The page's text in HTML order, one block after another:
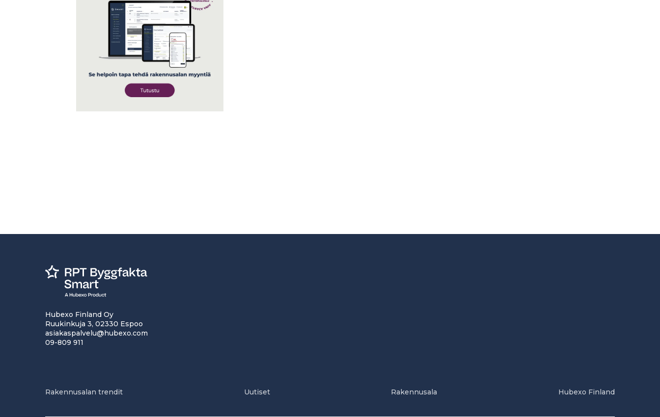
Hubexo Finland Oy
Ruukinkuja 3, 02330 Espoo
asiakaspalvelu@hubexo.com
09-809 911
Rakennusalan trendit Uutiset Rakennusala Hubexo Finland